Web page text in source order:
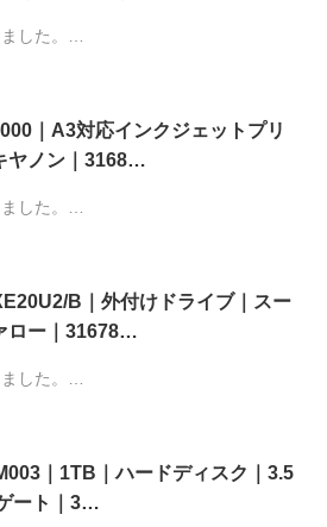
した。…
｜A3対応インクジェットプリ
ヤノン｜3168…
した。…
B｜外付けドライブ｜スー
ロー｜31678…
した。…
｜1TB｜ハードディスク｜3.5
ート｜3…